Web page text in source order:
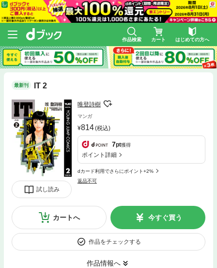
作品検索 カート はじめての方へ
最新刊 IT 2
試し読み
唯登詩樹
マンガ
814(税込)
7pt獲得
ポイント詳細
dカード利用でさらにポイント+2%
返品不可
カートへ 今すぐ買う
作品をチェックする
作品情報へ